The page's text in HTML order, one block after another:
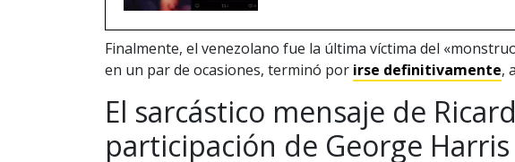
Finalmente, el venezolano fue la última víctima del
en un par de ocasiones, terminó por irse definitivamente,
El sarcástico mensaje de
participación de George